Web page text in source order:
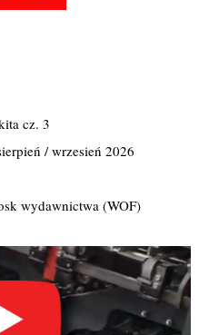
cz. 3
/ wrzesień 2026
wydawnictwa (WOF)